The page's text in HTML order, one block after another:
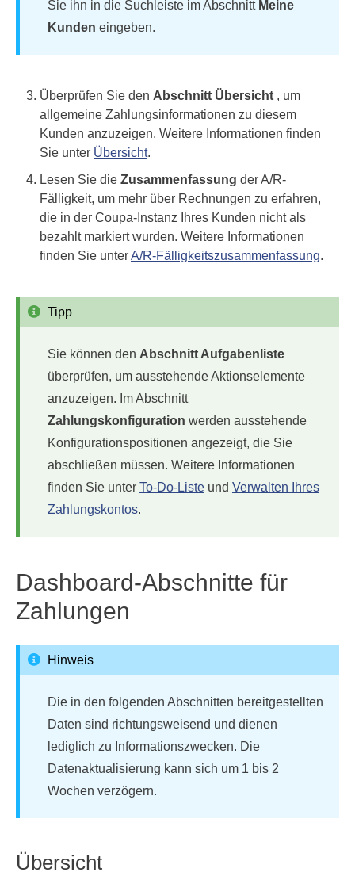
Sie ihn in die Suchleiste im Abschnitt Meine
Kunden eingeben.
Überprüfen Sie den Abschnitt Übersicht , um
allgemeine Zahlungsinformationen zu diesem
Kunden anzuzeigen. Weitere Informationen finden
Sie unter Übersicht.
Lesen Sie die Zusammenfassung der A/R-
Fälligkeit, um mehr über Rechnungen zu erfahren,
die in der Coupa-Instanz Ihres Kunden nicht als
bezahlt markiert wurden. Weitere Informationen
finden Sie unterA/R-Fälligkeitszusammenfassung.
Tipp
Sie können den Abschnitt Aufgabenliste
überprüfen, um ausstehende Aktionselemente
anzuzeigen. Im Abschnitt
Zahlungskonfiguration werden ausstehende
Konfigurationspositionen angezeigt, die Sie
abschließen müssen. Weitere Informationen
finden Sie unter To-Do-Liste und Verwalten Ihres
Zahlungskontos.
Dashboard-Abschnitte für
Zahlungen
Hinweis
Die in den folgenden Abschnitten bereitgestellten
Daten sind richtungsweisend und dienen
lediglich zu Informationszwecken. Die
Datenaktualisierung kann sich um 1 bis 2
Wochen verzögern.
Übersicht